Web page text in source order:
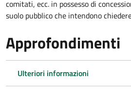
comitati, ecc. in possesso di
suolo pubblico che intendono
Approfondimenti
Ulteriori informazioni